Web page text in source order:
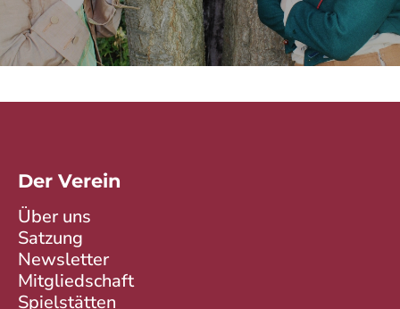
Der Verein
Über uns
Satzung
Newsletter
Mitgliedschaft
Spielstätten